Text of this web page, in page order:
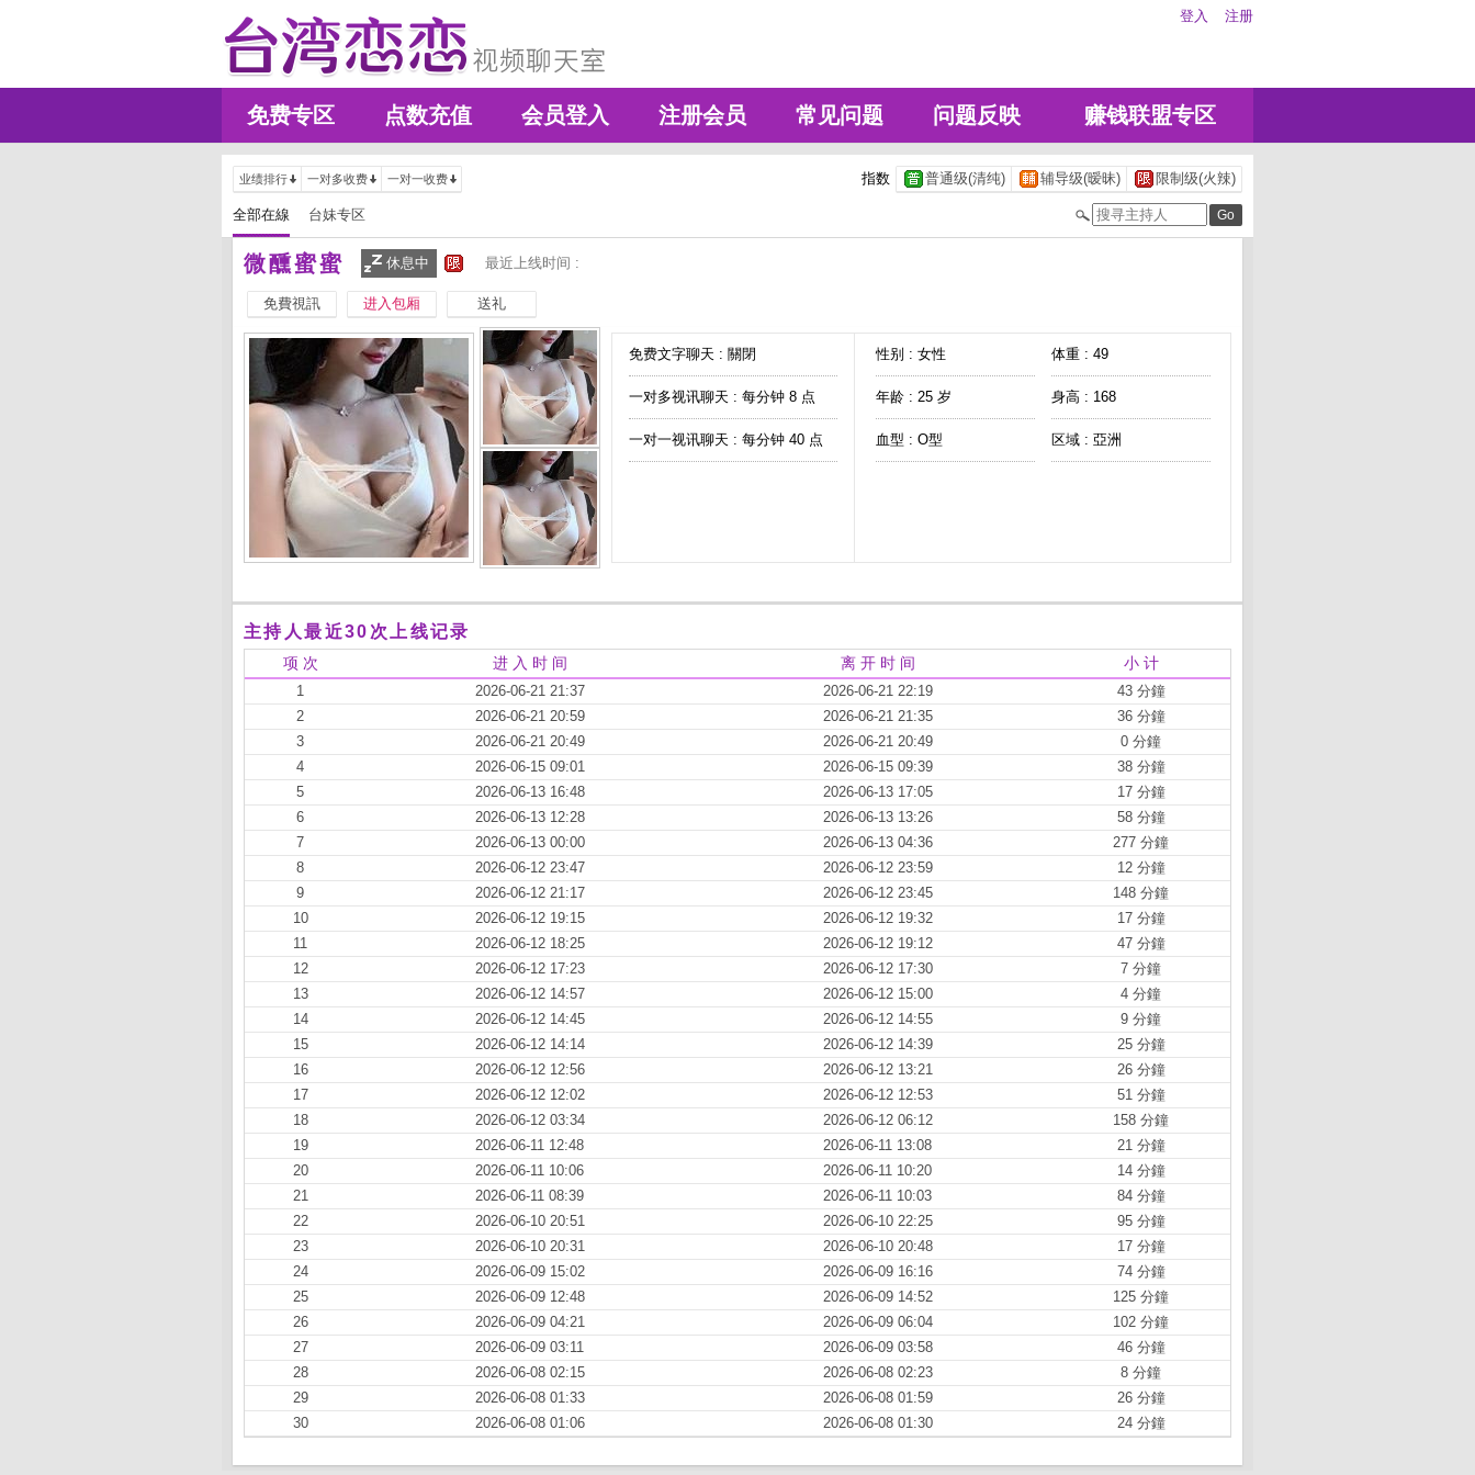
登入 注册
免费专区 点数充值 会员登入 注册会员 常见问题 问题反映 赚钱联盟专区
业绩排行 一对多收费 一对一收费 指数 普通级(清纯) 辅导级(暧昧) 限制级(火辣)
全部在線 台妹专区
微醺蜜蜜 休息中 最近上线时间 :
免費視訊 进入包厢 送礼
免费文字聊天 : 關閉
一对多视讯聊天 : 每分钟 8 点
一对一视讯聊天 : 每分钟 40 点
性别 : 女性 体重 : 49
年龄 : 25 岁 身高 : 168
血型 : O型 区域 : 亞洲
主持人最近30次上线记录
项 次 进 入 时 间 离 开 时 间 小 计
1 2026-06-21 21:37 2026-06-21 22:19
43 分鐘
2
2026-06-21 20:59 2026-06-21 21:35
36 分鐘
3
2026-06-21 20:49 2026-06-21 20:49
0 分鐘
4
2026-06-15 09:01 2026-06-15 09:39
38 分鐘
5
2026-06-13 16:48 2026-06-13 17:05
17 分鐘
6
2026-06-13 12:28 2026-06-13 13:26
58 分鐘
7
2026-06-13 00:00 2026-06-13 04:36
277 分鐘
8
2026-06-12 23:47 2026-06-12 23:59
12 分鐘
9
2026-06-12 21:17 2026-06-12 23:45
148 分鐘
10
2026-06-12 19:15 2026-06-12 19:32
17 分鐘
11
2026-06-12 18:25 2026-06-12 19:12
47 分鐘
12
2026-06-12 17:23 2026-06-12 17:30
7 分鐘
13
2026-06-12 14:57 2026-06-12 15:00
4 分鐘
14
2026-06-12 14:45 2026-06-12 14:55
9 分鐘
15
2026-06-12 14:14 2026-06-12 14:39
25 分鐘
16
2026-06-12 12:56 2026-06-12 13:21
26 分鐘
17
2026-06-12 12:02 2026-06-12 12:53
51 分鐘
18
2026-06-12 03:34 2026-06-12 06:12
158 分鐘
19
2026-06-11 12:48 2026-06-11 13:08
21 分鐘
20
2026-06-11 10:06 2026-06-11 10:20
14 分鐘
21
2026-06-11 08:39 2026-06-11 10:03
84 分鐘
22
2026-06-10 20:51 2026-06-10 22:25
95 分鐘
23
2026-06-10 20:31 2026-06-10 20:48
17 分鐘
24
2026-06-09 15:02 2026-06-09 16:16
74 分鐘
25
2026-06-09 12:48 2026-06-09 14:52
125 分鐘
26
2026-06-09 04:21 2026-06-09 06:04
102 分鐘
27
2026-06-09 03:11 2026-06-09 03:58
46 分鐘
28
2026-06-08 02:15 2026-06-08 02:23
8 分鐘
29
2026-06-08 01:33 2026-06-08 01:59
26 分鐘
30
2026-06-08 01:06 2026-06-08 01:30 24 分鐘